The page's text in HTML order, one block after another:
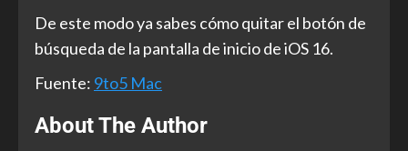
De este modo ya sabes cómo quitar el botón de
búsqueda de la pantalla de inicio de iOS 16.
Fuente: 9to5 Mac
About The Author